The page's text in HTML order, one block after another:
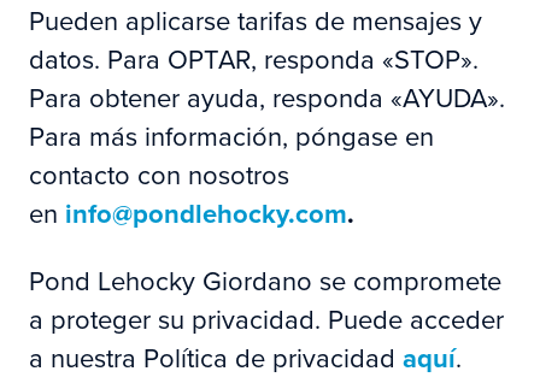
Pueden aplicarse tarifas de mensajes y
datos. Para OPTAR, responda «STOP».
Para obtener ayuda, responda «AYUDA».
Para más información, póngase en
contacto con nosotros
en info@pondlehocky.com.
Pond Lehocky Giordano se compromete
a proteger su privacidad. Puede acceder
a nuestra Política de privacidad aquí.